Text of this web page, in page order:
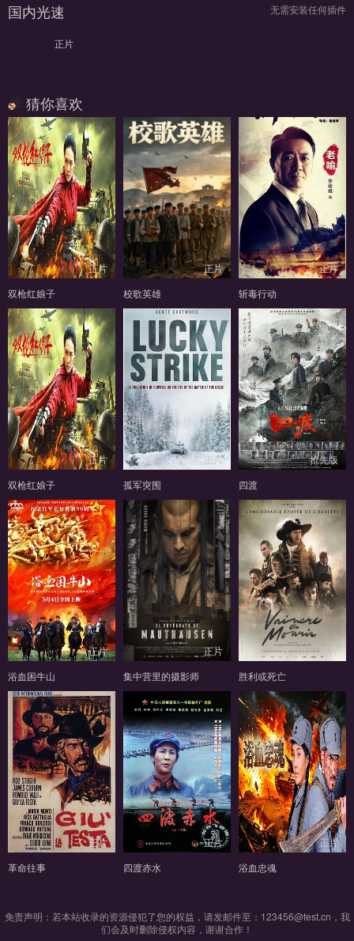
无需安装任何插件
国内光速
正片
猜你喜欢
正片
双枪红娘子
正片
校歌英雄
正片
斩毒行动
正片
双枪红娘子
正片
孤军突围
抢先版
四渡
正片
浴血困牛山
正片
集中营里的摄影师
正片
胜利或死亡
正片
革命往事
正片
四渡赤水
正片
浴血忠魂
免责声明：若本站收录的资源侵犯了您的权益，请发邮件至：123456@test.cn，我
们会及时删除侵权内容，谢谢合作！